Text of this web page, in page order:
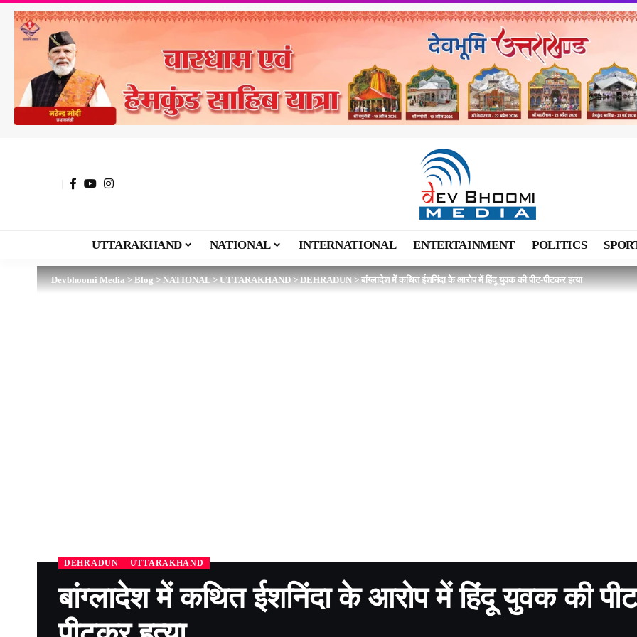
UTTARAKHAND NATIONAL INTERNATIONAL ENTERTAINMENT POLITICS
Devbhoomi Media>Blog>NATIONAL>UTTARAKHAND>DEHRADUN>बांग्लादेश में कथित ईशनिंदा के आरोप में हिंदू युवक की पीट-पीटकर हत्या
DEHRADUN UTTARAKHAND
बांग्लादेश में कथित ईशनिंदा के आरोप में हिंदू युवक की